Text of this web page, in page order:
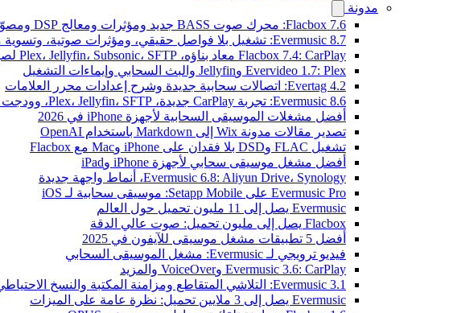
مدونة
Flacbox 7.6: محرك صوت BASS جديد ومؤثرات ومعالج DSP ومصوّر موسيقي حي
Evermusic 8.7: تشغيل بلا فواصل حقيقي، ومؤثرات صوتية، وتسوية مستوى الصوت، ومكافئ صوتي مُعاد تصميمه
Flacbox 7.4: CarPlay معاد بناؤه، Plex، Jellyfin، Subsonic، SFTP لصوت Hi-Res
Evervideo 1.7: Plex وJellyfin والبث السحابي وإيماءات التشغيل
Evertag 4.2: اتصالات سحابية جديدة وشرح إعدادات محرر العلامات
Evermusic 8.6: تجربة CarPlay جديدة، Plex، Jellyfin، SFTP، وودجت كلمات الأغاني
أفضل مشغلات الموسيقى السحابية لأجهزة iPhone في 2026
تصدير مقالات مدونة Wix إلى Markdown باستخدام OpenAI
تشغيل FLAC وDSD بلا فقدان على iPhone وMac مع Flacbox
أفضل مشغل موسيقى سحابي لأجهزة iPhone وiPad
Evermusic 6.8: Aliyun Drive، Synology، أنماط واجهة جديدة
Evermusic Pro على Setapp Mobile: موسيقى سحابية لـ iOS
Evermusic يصل إلى 11 مليون تحميل حول العالم
Flacbox يصل إلى مليون تحميل: صوت عالي الدقة
أفضل 5 تطبيقات مشغل موسيقى للآيفون في 2025
فيديو ترويجي لـ Evermusic: مشغل الموسيقى السحابي
Evermusic 3.6: CarPlay وVoiceOver والمزيد
Evermusic 3.1: التلاشي المتقاطع ومزامنة المكتبة والنسخ الاحتياطي
Evermusic يصل إلى 3 ملايين تحميل: نظرة عامة على الميزات